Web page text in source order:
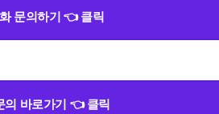
문의하기 👈 클릭
의 바로가기 👈 클릭